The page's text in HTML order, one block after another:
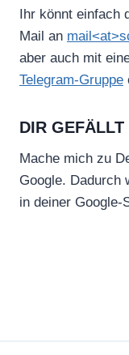
Ihr könnt einfach
Mail an
aber auch mit
Telegram-Gruppe
DIR
Mache mich zu
Google. Dadurch
in deiner Google-